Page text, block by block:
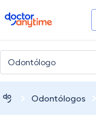
doctoranytime
Odontólogos